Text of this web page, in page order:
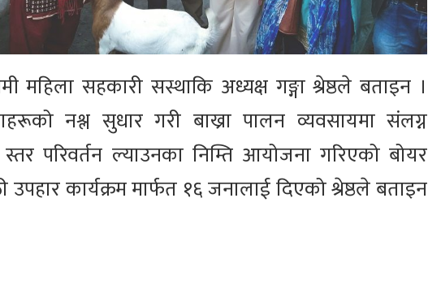
महिला सहकारी सस्थाकि अध्यक्ष गङ्गा श्रेष्ठले बताइन ।
नश्ल सुधार गरी बाख्रा पालन व्यवसायमा संलग्न
परिवर्तन ल्याउनका निम्ति आयोजना गरिएको बोयर
कार्यक्रम मार्फत १६ जनालाई दिएको श्रेष्ठले बताइन